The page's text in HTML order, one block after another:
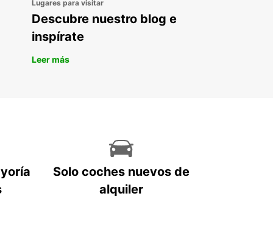
Lugares para visitar
Descubre nuestro blog e
inspírate
Leer más
Solo coches nuevos de
alquiler